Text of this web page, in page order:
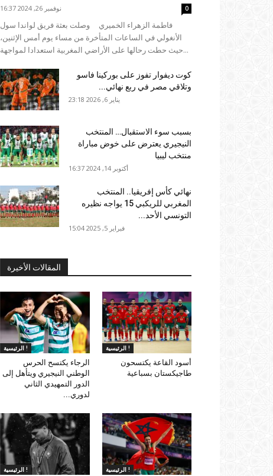
نوفمبر 26, 2024 16:37 0
فاطمة الزهراء الخميري وصلت بعثة فريق لواندا سول
الأنغولي في الساعات المتأخرة من مساء يوم أمس الإثنين،
حيث حطت رحالها على الأراضي المغربية استعدادا لمواجهة...
كوت ديفوار تفوز على بوركينا فاسو
وتلاقي مصر في ربع نهائي...
يناير 6, 2026 23:18
بسبب سوء الاستقبال… المنتخب
النيجيري يعترض على خوض مباراة
منتخب ليبيا
أكتوبر 14, 2024 16:37
نهائي كأس إفريقيا.. المنتخب
المغربي للريكبي 15 يواجه نظيره
التونسي الأحد...
فبراير 5, 2025 15:04
المقالات الأخيرة
الرئيسية !
الرجاء يكتسح الحرس
الوطني النيجيري ويتأهل إلى
الدور التمهيدي الثاني
لدوري...
الرئيسية !
أسود القاعة يكتسحون
طاجيكستان بسباعية
الرئيسية ! الرئيسية !